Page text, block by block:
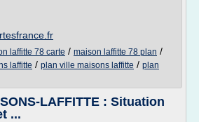
laffitte 78 carte / maison laffitte 78 plan /
laffitte / plan ville maisons laffitte / plan
LAFFITTE : Situation
...